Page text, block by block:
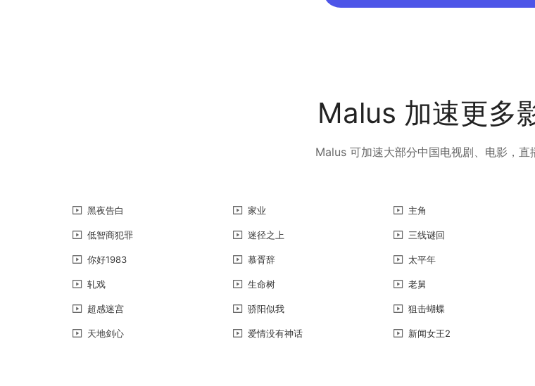
Malus 加速更多
Malus 可加速大部分中国电视剧、电影，直
黑夜告白 家业 主角
低智商犯罪 迷径之上 三线谜回
你好1983 慕胥辞 太平年
轧戏 生命树 老舅
超感迷宫 骄阳似我 狙击蝴蝶
天地剑心 爱情没有神话 新闻女王2